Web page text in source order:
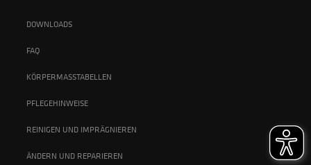
DOWNLOADS
FAQ
KÖRPERMASSTABELLEN
PFLEGEHINWEISE
REINIGEN UND IMPRÄGNIEREN
ÄNDERN UND REPARIEREN